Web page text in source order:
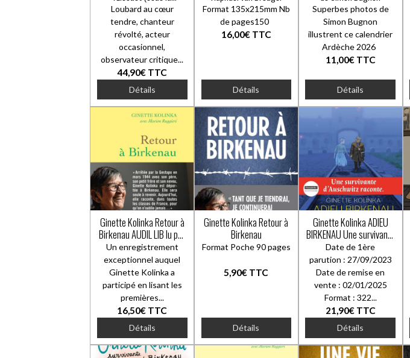
direction de Lolita
Séchan)
Loubard au cœur
tendre, chanteur
révolté, acteur
occasionnel,
observateur critique...
44,90€ TTC
Détails
Format 135x215mm Nb
de pages150
16,00€ TTC
Détails
Superbes photos de
Simon Bugnon
illustrent ce calendrier
Ardèche 2026
11,00€ TTC
Détails
Ginette Kolinka Retour à
Birkenau AUDIL LIB lu par
Christina Crevillén
Un enregistrement
exceptionnel auquel
Ginette Kolinka a
participé en lisant les
premières...
16,50€ TTC
Détails
Ginette Kolinka Retour à
Birkenau
Format Poche 90 pages
5,90€ TTC
Détails
Ginette Kolinka ADIEU
BIRKENAU Une survivante
d'Auschwitz raconte
Date de 1ère
parution : 27/09/2023
Date de remise en
vente : 02/01/2025
Format : 322...
21,90€ TTC
Détails